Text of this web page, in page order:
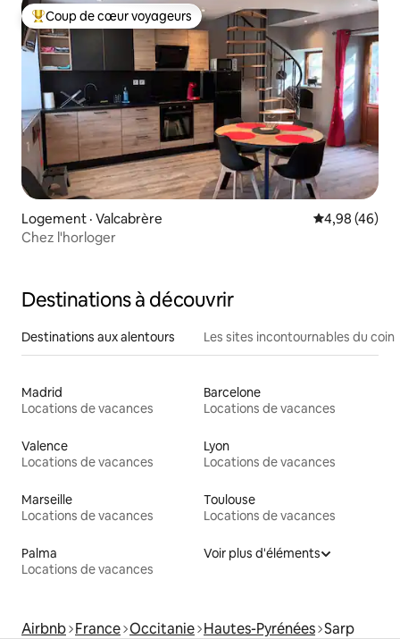
Coup de cœur voyageurs parmi les plus aimés
Coup de cœur voyageurs
Logement · Valcabrère Note
4,98 (46)
Chez l'horloger
Destinations à découvrir
Destinations aux alentours Les sites incontournables du coin
Madrid
Locations de vacances
Barcelone
Locations de vacances
Valence
Locations de vacances
Lyon
Locations de vacances
Marseille
Locations de vacances
Toulouse
Locations de vacances
Palma
Locations de vacances
Voir plus d'éléments
Airbnb France Occitanie Hautes-Pyrénées Sarp